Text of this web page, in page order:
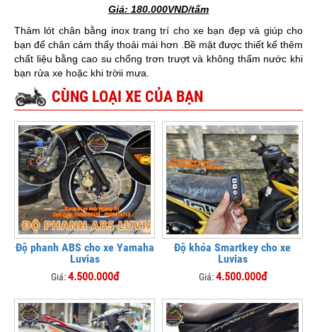
Giá: 180.000VND/tấm
Thảm lót chân bằng inox trang trí cho xe bạn đẹp và giúp cho
bạn để chân cảm thấy thoải mái hơn .Bề mặt được thiết kế thêm
chất liệu bằng cao su chống trơn trượt và không thấm nước khi
bạn rửa xe hoặc khi trờii mưa.
CÙNG LOẠI XE CỦA BẠN
Độ phanh ABS cho xe Yamaha
Luvias
Giá:4.500.000đ
Độ khóa Smartkey cho xe
Luvias
Giá:4.500.000đ